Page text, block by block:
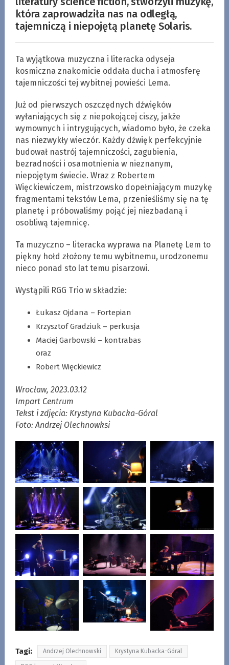
która zaprowadziła nas na odległą,
tajemniczą i niepojętą planetę Solaris.
Ta wyjątkowa muzyczna i literacka odyseja
kosmiczna znakomicie oddała ducha i atmosferę
tajemniczości tej wybitnej powieści Lema.
Już od pierwszych oszczędnych dźwięków
wyłaniających się z niepokojącej ciszy, jakże
wymownych i intrygujących, wiadomo było, że czeka
nas niezwykły wieczór. Każdy dźwięk perfekcyjnie
budował nastrój tajemniczości, zagubienia,
bezradności i osamotnienia w nieznanym,
niepojętym świecie. Wraz z Robertem
Więckiewiczem, mistrzowsko dopełniającym muzykę
fragmentami tekstów Lema, przenieśliśmy się na tę
planetę i próbowaliśmy pojąć jej niezbadaną i
osobliwą tajemnicę.
Ta muzyczno – literacka wyprawa na Planetę Lem to
piękny hołd złożony temu wybitnemu, urodzonemu
nieco ponad sto lat temu pisarzowi.
Wystąpili RGG Trio w składzie:
Łukasz Ojdana – Fortepian
Krzysztof Gradziuk – perkusja
Maciej Garbowski – kontrabas
oraz
Robert Więckiewicz
Wrocław, 2023.03.12
Impart Centrum
Tekst i zdjęcia: Krystyna Kubacka-Góral
Foto: Andrzej Olechnowksi
Tagi: Andrzej Olechnowski Krystyna Kubacka-Góral